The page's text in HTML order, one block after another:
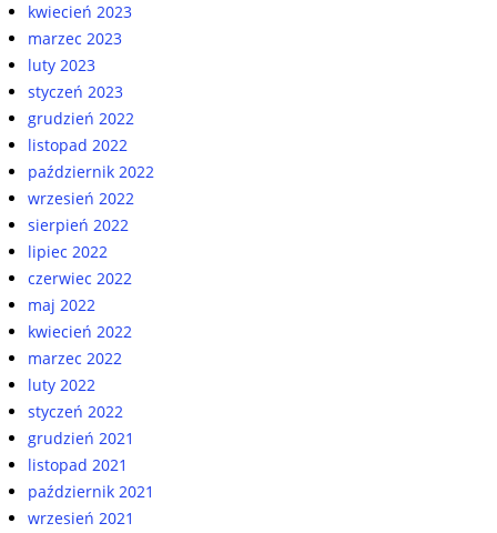
kwiecień 2023
marzec 2023
luty 2023
styczeń 2023
grudzień 2022
listopad 2022
październik 2022
wrzesień 2022
sierpień 2022
lipiec 2022
czerwiec 2022
maj 2022
kwiecień 2022
marzec 2022
luty 2022
styczeń 2022
grudzień 2021
listopad 2021
październik 2021
wrzesień 2021